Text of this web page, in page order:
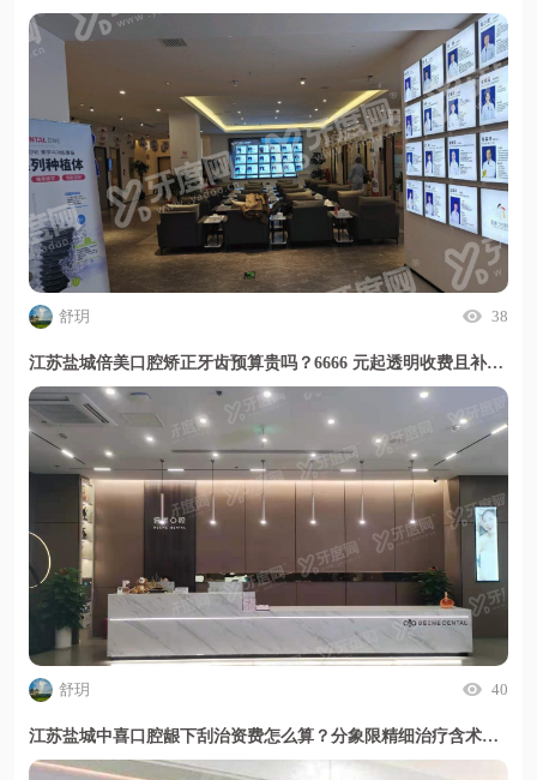
舒玥 38
江苏盐城倍美口腔矫正牙齿预算贵吗？6666 元起透明收费且补牙百元搞定
舒玥 40
江苏盐城中喜口腔龈下刮治资费怎么算？分象限精细治疗含术后管理且贴面总价透明